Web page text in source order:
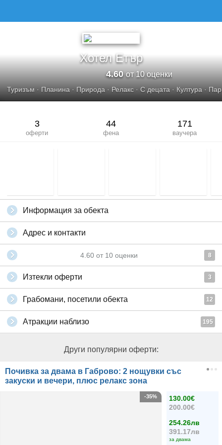
Хотел Етър
4.60от 10 оценки
Туризъм · Планина · Природа · Релакс · С децата · Култура ·
3
оферти
44
фена
171
ваучера
Информация за обекта
Адрес и контакти
4.60 от 10 оценки 8
Изтекли оферти 3
Грабомани, посетили обекта 12
Атракции наблизо 195
Други популярни оферти:
Почивка за двама в Габрово: 2 нощувки със
закуски и вечери, плюс релакс зона
130.00€
200.00€
254.26лв
391.17лв
за двама
-35%